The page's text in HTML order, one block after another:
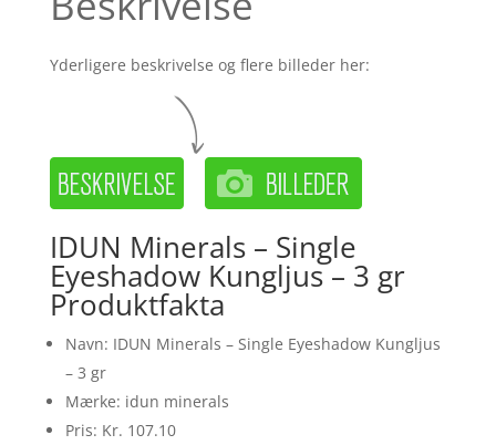
Yderligere beskrivelse og flere billeder her:
IDUN Minerals – Single
Eyeshadow Kungljus – 3 gr
Produktfakta
Navn: IDUN Minerals – Single Eyeshadow Kungljus
– 3 gr
Mærke: idun minerals
Pris: Kr. 107.10